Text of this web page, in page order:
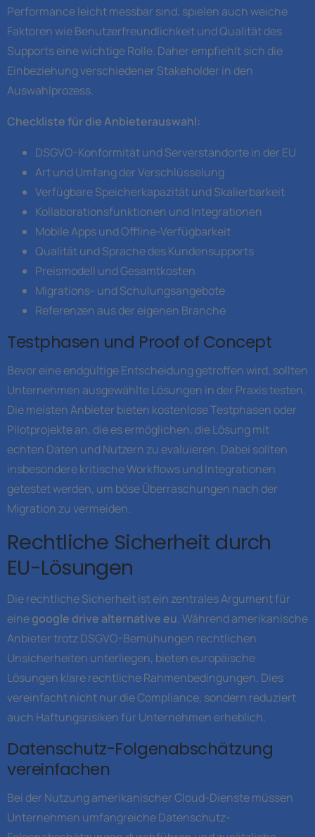
Performance leicht messbar sind, spielen auch weiche
Faktoren wie Benutzerfreundlichkeit und Qualität des
Supports eine wichtige Rolle. Daher empfiehlt sich die
Einbeziehung verschiedener Stakeholder in den
Auswahlprozess.
Checkliste für die Anbieterauswahl:
DSGVO-Konformität und Serverstandorte in der EU
Art und Umfang der Verschlüsselung
Verfügbare Speicherkapazität und Skalierbarkeit
Kollaborationsfunktionen und Integrationen
Mobile Apps und Offline-Verfügbarkeit
Qualität und Sprache des Kundensupports
Preismodell und Gesamtkosten
Migrations- und Schulungsangebote
Referenzen aus der eigenen Branche
Testphasen und Proof of Concept
Bevor eine endgültige Entscheidung getroffen wird, sollten
Unternehmen ausgewählte Lösungen in der Praxis testen.
Die meisten Anbieter bieten kostenlose Testphasen oder
Pilotprojekte an, die es ermöglichen, die Lösung mit
echten Daten und Nutzern zu evaluieren. Dabei sollten
insbesondere kritische Workflows und Integrationen
getestet werden, um böse Überraschungen nach der
Migration zu vermeiden.
Rechtliche Sicherheit durch
EU-Lösungen
Die rechtliche Sicherheit ist ein zentrales Argument für
einegoogle drive alternative eu. Während amerikanische
Anbieter trotz DSGVO-Bemühungen rechtlichen
Unsicherheiten unterliegen, bieten europäische
Lösungen klare rechtliche Rahmenbedingungen. Dies
vereinfacht nicht nur die Compliance, sondern reduziert
auch Haftungsrisiken für Unternehmen erheblich.
Datenschutz-Folgenabschätzung
vereinfachen
Bei der Nutzung amerikanischer Cloud-Dienste müssen
Unternehmen umfangreiche Datenschutz-